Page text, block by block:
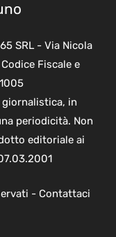
SRL - Via Nicola
Fiscale e
in
periodicità. Non
editoriale ai
- Contattaci